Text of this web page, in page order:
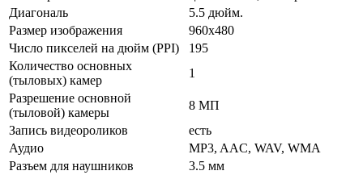
Диагональ
5.5 дюйм.
Размер изображения
960x480
Число пикселей на дюйм (PPI)
195
Количество основных
(тыловых) камер
1
Разрешение основной
(тыловой) камеры
8 МП
Запись видеороликов
есть
Аудио
MP3, AAC, WAV, WMA
Разъем для наушников
3.5 мм